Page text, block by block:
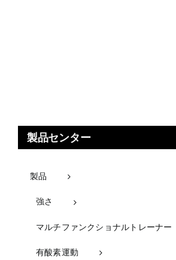
製品センター
製品
強さ
マルチファンクショナルトレーナー
有酸素運動